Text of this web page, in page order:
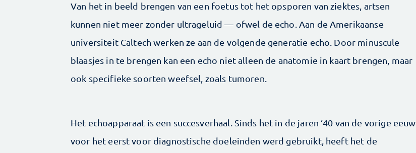
Van het in beeld brengen van een foetus tot het opsporen van ziektes, artsen
kunnen niet meer zonder ultrageluid — ofwel de echo. Aan de Amerikaanse
universiteit Caltech werken ze aan de volgende generatie echo. Door minuscule
blaasjes in te brengen kan een echo niet alleen de anatomie in kaart brengen, maar
ook specifieke soorten weefsel, zoals tumoren.
Het echoapparaat is een succesverhaal. Sinds het in de jaren ‘40 van de vorige eeuw
voor het eerst voor diagnostische doeleinden werd gebruikt, heeft het de